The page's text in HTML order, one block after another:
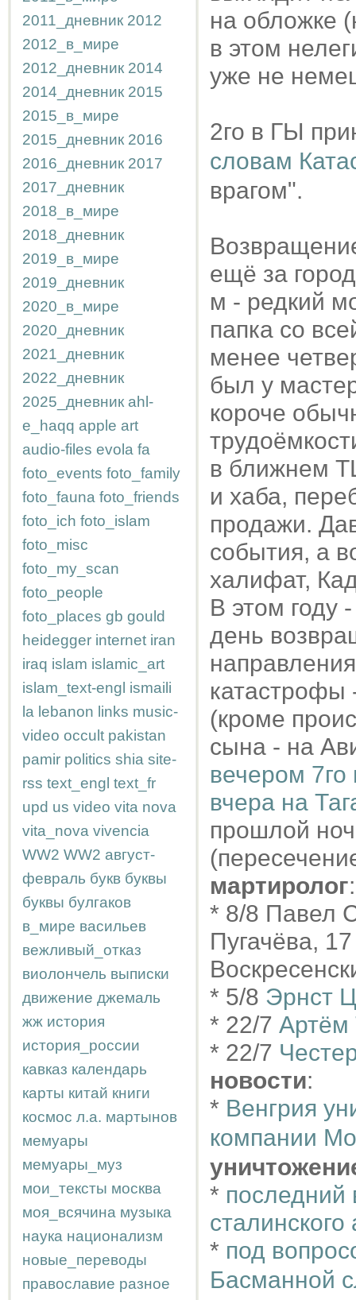
2011_дневник 2012
2012_в_мире
2012_дневник 2014
2014_дневник 2015
2015_в_мире
2015_дневник 2016
2016_дневник 2017
2017_дневник
2018_в_мире
2018_дневник
2019_в_мире
2019_дневник
2020_в_мире
2020_дневник
2021_дневник
2022_дневник
2025_дневник ahl-
e_haqq apple art
audio-files evola fa
foto_events foto_family
foto_fauna foto_friends
foto_ich foto_islam
foto_misc
foto_my_scan
foto_people
foto_places gb gould
heidegger internet iran
iraq islam islamic_art
islam_text-engl ismaili
la lebanon links music-
video occult pakistan
pamir politics shia site-
rss text_engl text_fr
upd us video vita nova
vita_nova vivencia
WW2 WW2 август-
февраль букв буквы
буквы булгаков
в_мире васильев
вежливый_отказ
виолончель выписки
движение джемаль
жж история
история_россии
кавказ календарь
карты китай книги
космос л.а. мартынов
мемуары
мемуары_муз
мои_тексты москва
моя_всячина музыка
наука национализм
новые_переводы
православие разное
на обложке
в этом
уже не
2го в ГЫ
словам
врагом".
ещё за
м - редкий
папка со
менее
был у
короче
в ближнем
и хаба,
продажи.
события, а
халифат,
В этом году
день
катастрофы
(кроме
сына - на
вечером 7го
вчера на
прошлой
мартиролог:
* 8/8 Павел
Пугачёва,
* 5/8 Эрнст
* 22/7 Артём
* 22/7
новости:
* Венгрия
компании
* последний
* под
Басманной